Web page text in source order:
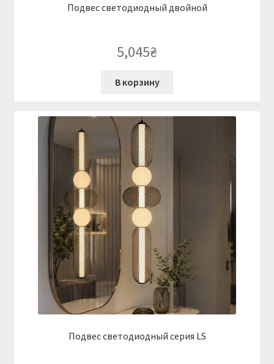
Подвес светодиодный двойной
5,045₴
В корзину
Подвес светодиодный серия LS